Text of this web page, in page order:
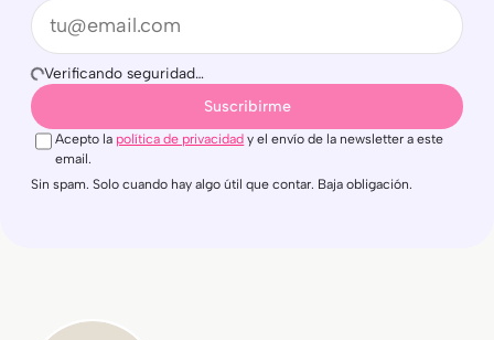
Email
Verificando seguridad…
Suscribirme
Acepto la política de privacidad y el envío de la newsletter a este
email.
Sin spam. Solo cuando hay algo útil que contar. Baja obligación.